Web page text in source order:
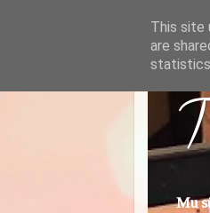
Mu
This site
are